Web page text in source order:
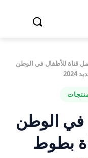
قناة للأطفال في الوطن
في الوطن
بطوط